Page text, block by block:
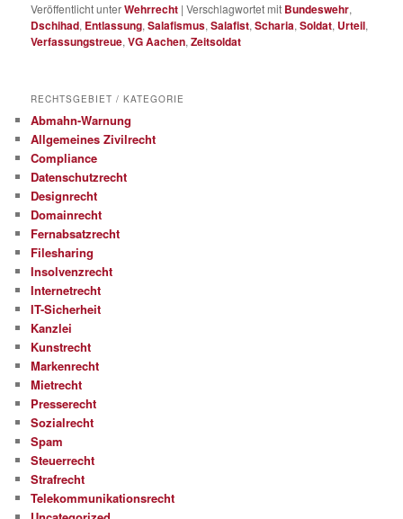
Veröffentlicht unterWehrrecht |Verschlagwortet mit Bundeswehr,
Dschihad, Entlassung,Salafismus,Salafist,Scharia,Soldat, Urteil,
Verfassungstreue,VG Aachen,Zeitsoldat
RECHTSGEBIET / KATEGORIE
Abmahn-Warnung
Allgemeines Zivilrecht
Compliance
Datenschutzrecht
Designrecht
Domainrecht
Fernabsatzrecht
Filesharing
Insolvenzrecht
Internetrecht
IT-Sicherheit
Kanzlei
Kunstrecht
Markenrecht
Mietrecht
Presserecht
Sozialrecht
Spam
Steuerrecht
Strafrecht
Telekommunikationsrecht